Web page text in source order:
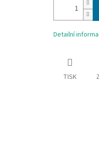
Detailní
TISK